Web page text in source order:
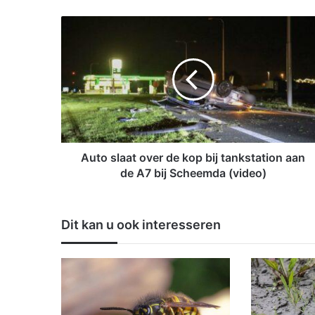
l
a
a
t
e
k
o
i
Auto slaat over de kop bij tankstation aan
de A7 bij Scheemda (video)
Dit kan u ook interesseren